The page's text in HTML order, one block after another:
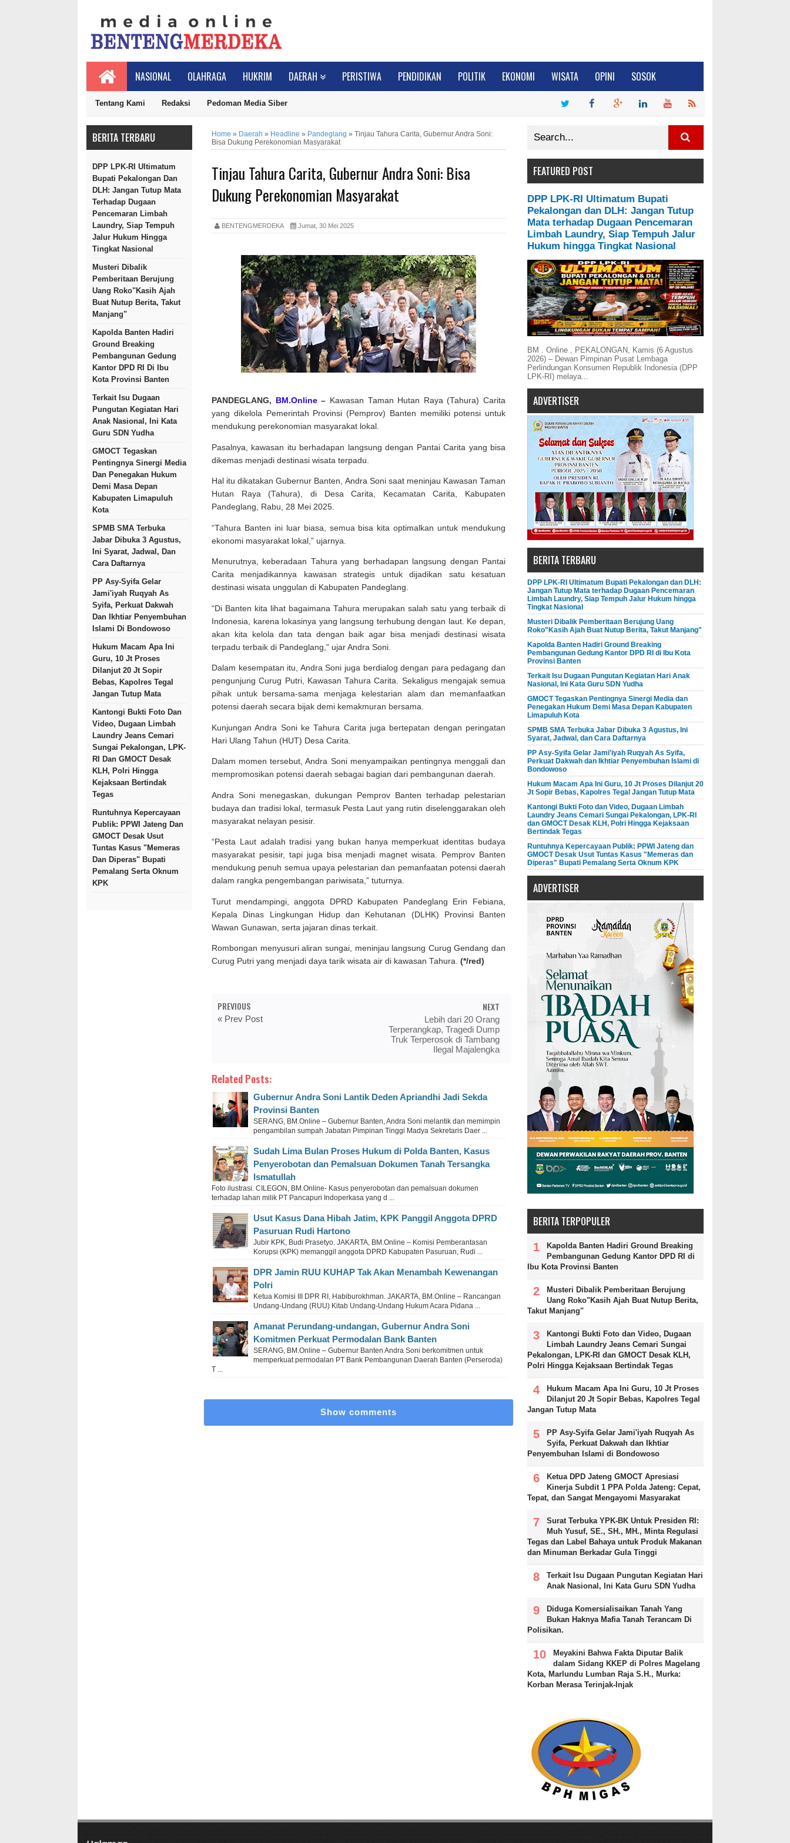
NASIONAL OLAHRAGA HUKRIM DAERAH PERISTIWA PENDIDIKAN POLITIK EKONOMI WISATA OPINI SOSOK
Tentang Kami Redaksi Pedoman Media Siber
BERITA TERBARU
DPP LPK-RI Ultimatum
Bupati Pekalongan Dan
DLH: Jangan Tutup Mata
Terhadap Dugaan
Pencemaran Limbah
Laundry, Siap Tempuh
Jalur Hukum Hingga
Tingkat Nasional
Musteri Dibalik
Pemberitaan Berujung
Uang Roko"Kasih Ajah
Buat Nutup Berita, Takut
Manjang"
Kapolda Banten Hadiri
Ground Breaking
Pembangunan Gedung
Kantor DPD RI Di Ibu
Kota Provinsi Banten
Terkait Isu Dugaan
Pungutan Kegiatan Hari
Anak Nasional, Ini Kata
Guru SDN Yudha
GMOCT Tegaskan
Pentingnya Sinergi Media
Dan Penegakan Hukum
Demi Masa Depan
Kabupaten Limapuluh
Kota
SPMB SMA Terbuka
Jabar Dibuka 3 Agustus,
Ini Syarat, Jadwal, Dan
Cara Daftarnya
PP Asy-Syifa Gelar
Jami'iyah Ruqyah As
Syifa, Perkuat Dakwah
Dan Ikhtiar Penyembuhan
Islami Di Bondowoso
Hukum Macam Apa Ini
Guru, 10 Jt Proses
Dilanjut 20 Jt Sopir
Bebas, Kapolres Tegal
Jangan Tutup Mata
Kantongi Bukti Foto Dan
Video, Dugaan Limbah
Laundry Jeans Cemari
Sungai Pekalongan, LPK-
RI Dan GMOCT Desak
KLH, Polri Hingga
Kejaksaan Bertindak
Tegas
Runtuhnya Kepercayaan
Publik: PPWI Jateng Dan
GMOCT Desak Usut
Tuntas Kasus "Memeras
Dan Diperas" Bupati
Pemalang Serta Oknum
KPK
Home » Daerah » Headline » Pandeglang » Tinjau Tahura Carita, Gubernur Andra Soni:
Bisa Dukung Perekonomian Masyarakat
Tinjau Tahura Carita, Gubernur Andra Soni: Bisa
Dukung Perekonomian Masyarakat
BENTENGMERDEKA Jumat, 30 Mei 2025
PANDEGLANG, BM.Online– Kawasan Taman Hutan Raya (Tahura) Carita
yang dikelola Pemerintah Provinsi (Pemprov) Banten memiliki potensi untuk
mendukung perekonomian masyarakat lokal.
Pasalnya, kawasan itu berhadapan langsung dengan Pantai Carita yang bisa
dikemas menjadi destinasi wisata terpadu.
Hal itu dikatakan Gubernur Banten, Andra Soni saat meninjau Kawasan Taman
Hutan Raya (Tahura), di Desa Carita, Kecamatan Carita, Kabupaten
Pandeglang, Rabu, 28 Mei 2025.
“Tahura Banten ini luar biasa, semua bisa kita optimalkan untuk mendukung
ekonomi masyarakat lokal,” ujarnya.
Menurutnya, keberadaan Tahura yang berhadapan langsung dengan Pantai
Carita menjadikannya kawasan strategis untuk dijadikan satu kesatuan
destinasi wisata unggulan di Kabupaten Pandeglang.
“Di Banten kita lihat bagaimana Tahura merupakan salah satu yang terbaik di
Indonesia, karena lokasinya yang langsung terhubung dengan laut. Ke depan,
akan kita kelola dan tata dengan baik agar bisa menjadi destinasi wisata
terpadu terbaik di Pandeglang,” ujar Andra Soni.
Dalam kesempatan itu, Andra Soni juga berdialog dengan para pedagang dan
pengunjung Curug Putri, Kawasan Tahura Carita. Sekaligus mengajak semua
pihak untuk bersama-sama menjaga kelestarian alam dan memanfaatkan
potensi daerah secara bijak demi kemakmuran bersama.
Kunjungan Andra Soni ke Tahura Carita juga bertepatan dengan peringatan
Hari Ulang Tahun (HUT) Desa Carita.
Dalam momen tersebut, Andra Soni menyampaikan pentingnya menggali dan
mempromosikan potensi daerah sebagai bagian dari pembangunan daerah.
Andra Soni menegaskan, dukungan Pemprov Banten terhadap pelestarian
budaya dan tradisi lokal, termasuk Pesta Laut yang rutin diselenggarakan oleh
masyarakat nelayan pesisir.
“Pesta Laut adalah tradisi yang bukan hanya memperkuat identitas budaya
masyarakat pesisir, tapi juga bisa menjadi magnet wisata. Pemprov Banten
mendukung penuh semua upaya pelestarian dan pemanfaatan potensi daerah
dalam rangka pengembangan pariwisata,” tuturnya.
Turut mendampingi, anggota DPRD Kabupaten Pandeglang Erin Febiana,
Kepala Dinas Lingkungan Hidup dan Kehutanan (DLHK) Provinsi Banten
Wawan Gunawan, serta jajaran dinas terkait.
Rombongan menyusuri aliran sungai, meninjau langsung Curug Gendang dan
Curug Putri yang menjadi daya tarik wisata air di kawasan Tahura. (*/red)
PREVIOUS
« Prev Post
NEXT
Lebih dari 20 Orang
Terperangkap, Tragedi Dump
Truk Terperosok di Tambang
Ilegal Majalengka
Related Posts:
Gubernur Andra Soni Lantik Deden Apriandhi Jadi Sekda
Provinsi Banten
SERANG, BM.Online – Gubernur Banten, Andra Soni melantik dan memimpin
pengambilan sumpah Jabatan Pimpinan Tinggi Madya Sekretaris Daer ...
Sudah Lima Bulan Proses Hukum di Polda Banten, Kasus
Penyerobotan dan Pemalsuan Dokumen Tanah Tersangka
Ismatullah
Foto ilustrasi. CILEGON, BM.Online- Kasus penyerobotan dan pemalsuan dokumen
terhadap lahan milik PT Pancapuri Indoperkasa yang d ...
Usut Kasus Dana Hibah Jatim, KPK Panggil Anggota DPRD
Pasuruan Rudi Hartono
Jubir KPK, Budi Prasetyo. JAKARTA, BM.Online – Komisi Pemberantasan
Korupsi (KPK) memanggil anggota DPRD Kabupaten Pasuruan, Rudi ...
DPR Jamin RUU KUHAP Tak Akan Menambah Kewenangan
Polri
Ketua Komisi III DPR RI, Habiburokhman. JAKARTA, BM.Online – Rancangan
Undang-Undang (RUU) Kitab Undang-Undang Hukum Acara Pidana ...
Amanat Perundang-undangan, Gubernur Andra Soni
Komitmen Perkuat Permodalan Bank Banten
SERANG, BM.Online – Gubernur Banten Andra Soni berkomitmen untuk
memperkuat permodalan PT Bank Pembangunan Daerah Banten (Perseroda)
T ...
Show comments
FEATURED POST
DPP LPK-RI Ultimatum Bupati
Pekalongan dan DLH: Jangan Tutup
Mata terhadap Dugaan Pencemaran
Limbah Laundry, Siap Tempuh Jalur
Hukum hingga Tingkat Nasional
BM . Online , PEKALONGAN, Kamis (6 Agustus
2026) – Dewan Pimpinan Pusat Lembaga
Perlindungan Konsumen Republik Indonesia (DPP
LPK-RI) melaya...
ADVERTISER
BERITA TERBARU
DPP LPK-RI Ultimatum Bupati Pekalongan dan DLH:
Jangan Tutup Mata terhadap Dugaan Pencemaran
Limbah Laundry, Siap Tempuh Jalur Hukum hingga
Tingkat Nasional
Musteri Dibalik Pemberitaan Berujung Uang
Roko"Kasih Ajah Buat Nutup Berita, Takut Manjang"
Kapolda Banten Hadiri Ground Breaking
Pembangunan Gedung Kantor DPD RI di Ibu Kota
Provinsi Banten
Terkait Isu Dugaan Pungutan Kegiatan Hari Anak
Nasional, Ini Kata Guru SDN Yudha
GMOCT Tegaskan Pentingnya Sinergi Media dan
Penegakan Hukum Demi Masa Depan Kabupaten
Limapuluh Kota
SPMB SMA Terbuka Jabar Dibuka 3 Agustus, Ini
Syarat, Jadwal, dan Cara Daftarnya
PP Asy-Syifa Gelar Jami'iyah Ruqyah As Syifa,
Perkuat Dakwah dan Ikhtiar Penyembuhan Islami di
Bondowoso
Hukum Macam Apa Ini Guru, 10 Jt Proses Dilanjut 20
Jt Sopir Bebas, Kapolres Tegal Jangan Tutup Mata
Kantongi Bukti Foto dan Video, Dugaan Limbah
Laundry Jeans Cemari Sungai Pekalongan, LPK-RI
dan GMOCT Desak KLH, Polri Hingga Kejaksaan
Bertindak Tegas
Runtuhnya Kepercayaan Publik: PPWI Jateng dan
GMOCT Desak Usut Tuntas Kasus "Memeras dan
Diperas" Bupati Pemalang Serta Oknum KPK
ADVERTISER
BERITA TERPOPULER
Kapolda Banten Hadiri Ground Breaking
Pembangunan Gedung Kantor DPD RI di
Ibu Kota Provinsi Banten
Musteri Dibalik Pemberitaan Berujung
Uang Roko"Kasih Ajah Buat Nutup Berita,
Takut Manjang"
Kantongi Bukti Foto dan Video, Dugaan
Limbah Laundry Jeans Cemari Sungai
Pekalongan, LPK-RI dan GMOCT Desak KLH,
Polri Hingga Kejaksaan Bertindak Tegas
Hukum Macam Apa Ini Guru, 10 Jt Proses
Dilanjut 20 Jt Sopir Bebas, Kapolres Tegal
Jangan Tutup Mata
PP Asy-Syifa Gelar Jami'iyah Ruqyah As
Syifa, Perkuat Dakwah dan Ikhtiar
Penyembuhan Islami di Bondowoso
Ketua DPD Jateng GMOCT Apresiasi
Kinerja Subdit 1 PPA Polda Jateng: Cepat,
Tepat, dan Sangat Mengayomi Masyarakat
Surat Terbuka YPK-BK Untuk Presiden RI:
Muh Yusuf, SE., SH., MH., Minta Regulasi
Tegas dan Label Bahaya untuk Produk Makanan
dan Minuman Berkadar Gula Tinggi
Terkait Isu Dugaan Pungutan Kegiatan Hari
Anak Nasional, Ini Kata Guru SDN Yudha
Diduga Komersialisaikan Tanah Yang
Bukan Haknya Mafia Tanah Terancam Di
Polisikan.
Meyakini Bahwa Fakta Diputar Balik
dalam Sidang KKEP di Polres Magelang
Kota, Marlundu Lumban Raja S.H., Murka:
Korban Merasa Terinjak-Injak